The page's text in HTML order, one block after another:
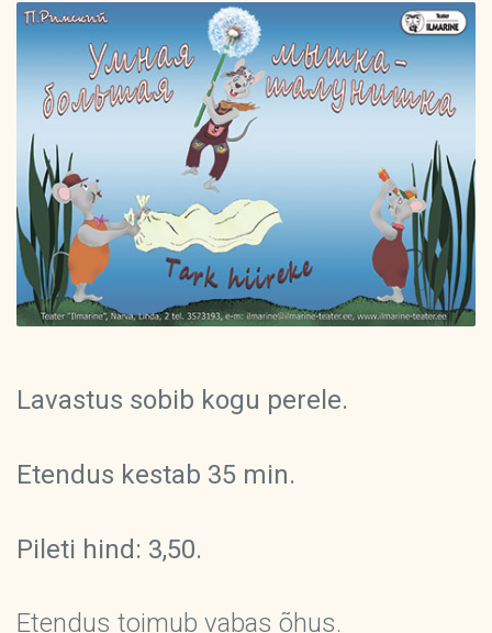
Lavastus sobib kogu perele.
Etendus kestab 35 min.
Pileti hind: 3,50.
Etendus toimub vabas õhus.